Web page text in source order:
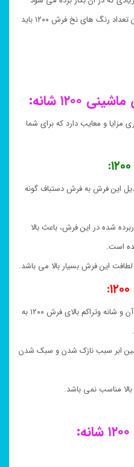
دارای نقوش بسیاری می باشد. بنابراین تعداد رنگ های نخ فرش ۱۲۰۰ باید
۱۲۰۰ شانه:
مزایا و معایب دارد که برای شما
این فرش به فرش دستباف گونه
شده در این فرش، باعث بالا
است.
این فرش بسیار بالا می باشد.
قیمت این فرش با توجه به نخ مرغوب آن و شانه وتراکم بالای فرش ۱۲۰۰ به
و همین ابر سبب نازک شدن و سبک شدن
بالا مناسب نمی باشد.